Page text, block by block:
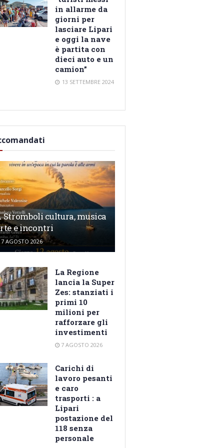
in allarme da
giorni per
lasciare Lipari
e oggi la nave
è partita con
dieci auto e un
camion”
13 SETTEMBRE 2024
Stromboli cultura, musica
e incontri
7 AGOSTO 2026
La Regione
lancia la Super
Zes: stanziati i
primi 10
milioni per
rafforzare gli
investimenti
7 AGOSTO 2026
Carichi di
lavoro pesanti
e caro
trasporti : a
Lipari
postazione del
118 senza
personale